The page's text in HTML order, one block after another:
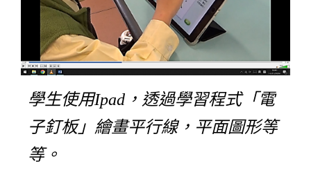
學生使用Ipad，透過學習程式「電
子釘板」繪畫平行線，平面圖形等
等。